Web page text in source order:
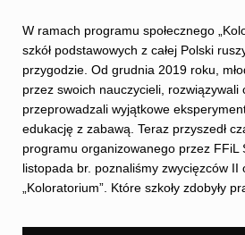
W ramach programu społecznego
szkół podstawowych z całej Polski
przygodzie. Od grudnia 2019 roku,
przez swoich nauczycieli, rozwiązywali
przeprowadzali wyjątkowe
edukację z zabawą. Teraz przyszedł
programu organizowanego przez FFiL
listopada br. poznaliśmy zwycięzców II
„Koloratorium”. Które szkoły zdobyły